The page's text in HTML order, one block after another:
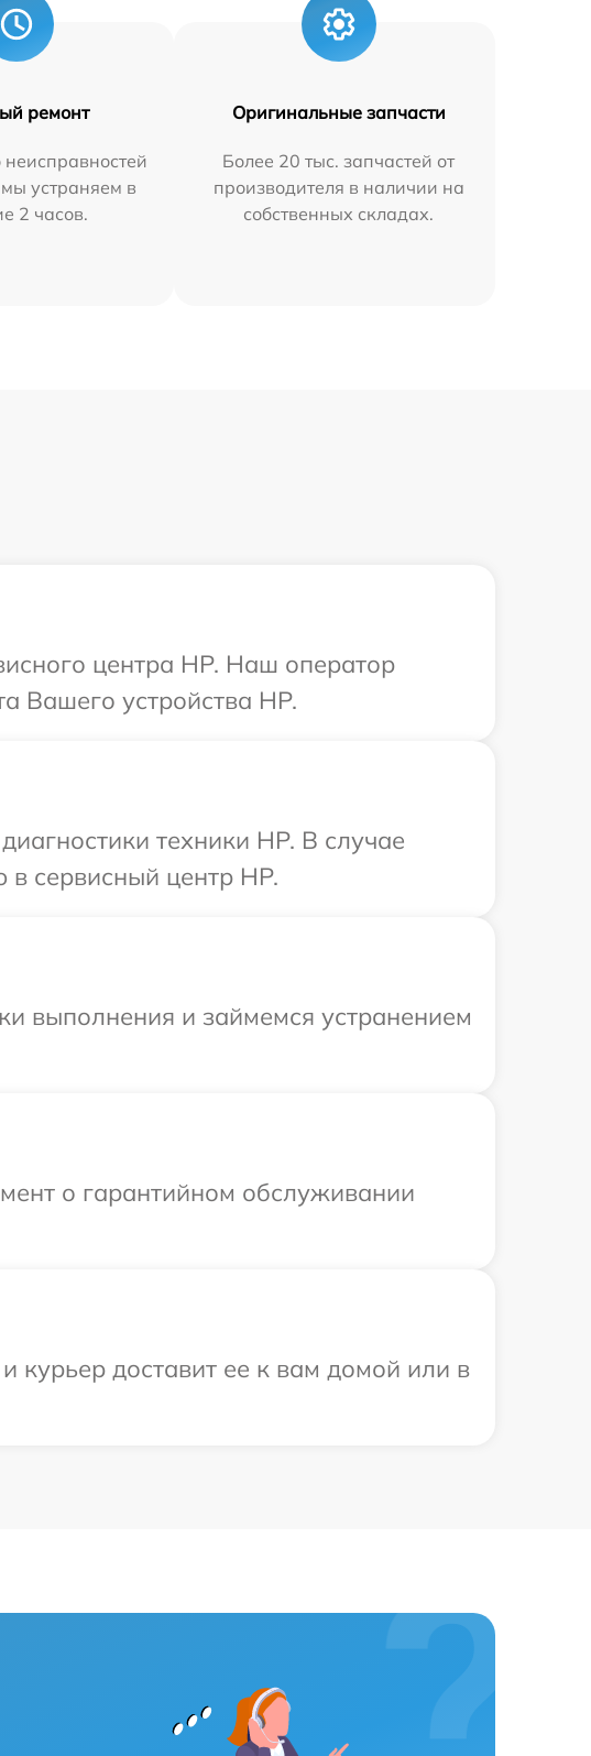
ремонт
устраняем в
2 часов.
Оригинальные запчасти
Более 20 тыс. запчастей от
производителя в наличии на
собственных складах.
центра HP. Наш оператор
Вашего устройства HP.
техники HP. В случае
сервисный центр HP.
выполнения и займемся устранением
о гарантийном обслуживании
курьер доставит ее к вам домой или в